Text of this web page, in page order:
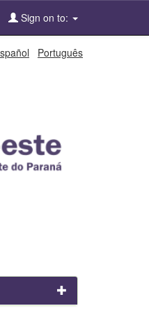
Sign on to:
Português